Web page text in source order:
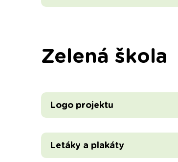
Zelená škola
Logo projektu
Letáky a plakáty